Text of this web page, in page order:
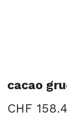
cacao
CHF